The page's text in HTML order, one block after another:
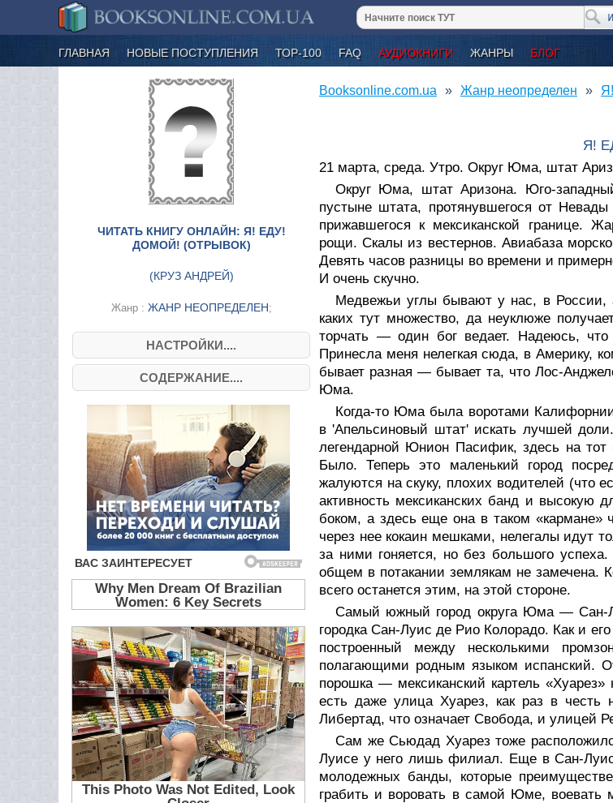
ГЛАВНАЯ НОВЫЕ ПОСТУПЛЕНИЯ ТОР-100 FAQ АУДИОКНИГИ ЖАНРЫ БЛОГ
ЧИТАТЬ КНИГУ ОНЛАЙН: Я! ЕДУ!
ДОМОЙ! (ОТРЫВОК)
(КРУЗ АНДРЕЙ)
Жанр : ЖАНР НЕОПРЕДЕЛЕН;
НАСТРОЙКИ....
СОДЕРЖАНИЕ....
Booksonline.com.ua Жанр неопределен
Я!
21 марта, среда. Утро. Округ Юма, штат
Округ Юма, штат Аризона. Юго-
пустыне штата, протянувшегося от
прижавшегося к мексиканской границе.
рощи. Скалы из вестернов. Авиабаза
Девять часов разницы во времени и
И очень скучно.
Медвежьи углы бывают у нас, в России,
каких тут множество, да неуклюже
торчать — один бог ведает. Надеюсь,
Принесла меня нелегкая сюда, в Америку,
бывает разная — бывает та, что Лос-
Юма.
Когда-то Юма была воротами
в 'Апельсиновый штат' искать лучшей
легендарной Юнион Пасифик, здесь на
Было. Теперь это маленький город
жалуются на скуку, плохих водителей (что
активность мексиканских банд и высокую
боком, а здесь еще она в таком «кармане»
через нее кокаин мешками, нелегалы идут
за ними гоняется, но без большого
общем в потакании землякам не
всего останется этим, на этой стороне.
Самый южный город округа Юма — Сан-
городка Сан-Луис де Рио Колорадо. Как и
построенный между несколькими
полагающими родным языком испанский.
порошка — мексиканский картель
есть даже улица Хуарез, как раз в честь
Либертад, что означает Свобода, и улицей
Сам же Сьюдад Хуарез тоже
Луисе у него лишь филиал. Еще в Сан-
молодежных банды, которые
грабить и воровать в самой Юме,